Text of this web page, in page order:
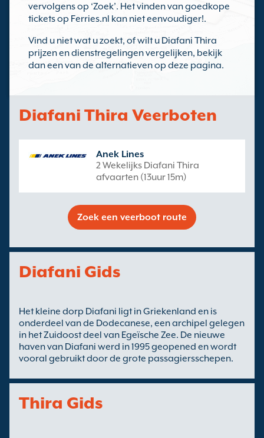
vervolgens op ‘Zoek’. Het vinden van goedkope
tickets op Ferries.nl kan niet eenvoudiger!.
Vind u niet wat u zoekt, of wilt u Diafani Thira
prijzen en dienstregelingen vergelijken, bekijk
dan een van de alternatieven op deze pagina.
Diafani Thira Veerboten
Anek Lines
2 Wekelijks Diafani Thira
afvaarten (13uur 15m)
Zoek een veerboot route
Diafani Gids
Het kleine dorp Diafani ligt in Griekenland en is
onderdeel van de Dodecanese, een archipel gelegen
in het Zuidoost deel van Egeïsche Zee. De nieuwe
haven van Diafani werd in 1995 geopened en wordt
vooral gebruikt door de grote passagiersschepen.
Thira Gids